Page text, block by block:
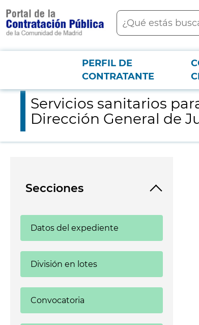
contenido
principal
Buscar
Menú PCON
PERFIL DE
CONTRATANTE
Servicios sanitarios para la temporada de verano
Servicios sanitarios
Dirección General de
Secciones
Datos del expediente
División en lotes
Convocatoria